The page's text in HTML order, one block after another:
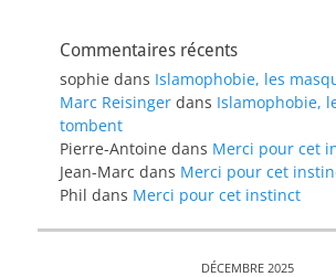
Commentaires récents
sophie dans Islamophobie, les
Marc Reisinger dans Islamophobie,
tombent
Pierre-Antoine dans Merci pour cet
Jean-Marc dans Merci pour cet
Phil dans Merci pour cet instinct
DÉCEMBRE 2025